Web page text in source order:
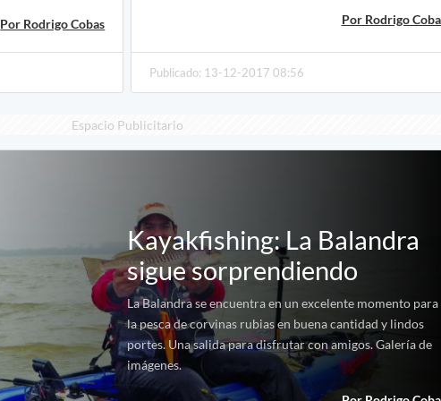
Por Rodrigo Cobas Por Rodrigo
Publicado: 13-12-2017 08:56
Espacio Publicitario
Kayakfishing: La Balandra
sigue sorprendiendo
La Balandra se encuentra en un excelente momento para
la pesca de corvinas rubias en buena cantidad y lindos
portes. Una salida para disfrutar con amigos. Galería de
imágenes.